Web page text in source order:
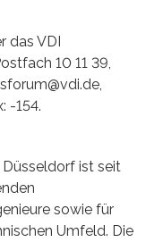
das VDI
10 11 39,
-154.
ist seit
sowie für
Umfeld. Die